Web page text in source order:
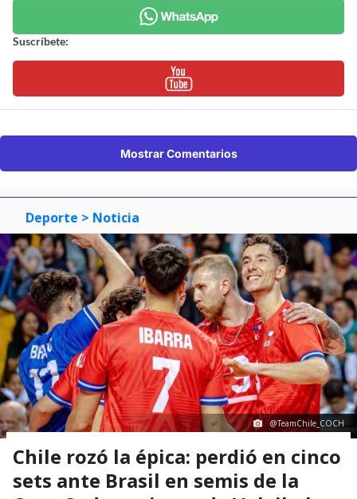
Suscríbete:
Mostrar Comentarios
Deporte > Noticia
@TeamChile_COCH
Chile rozó la épica: perdió en cinco
sets ante Brasil en semis de la